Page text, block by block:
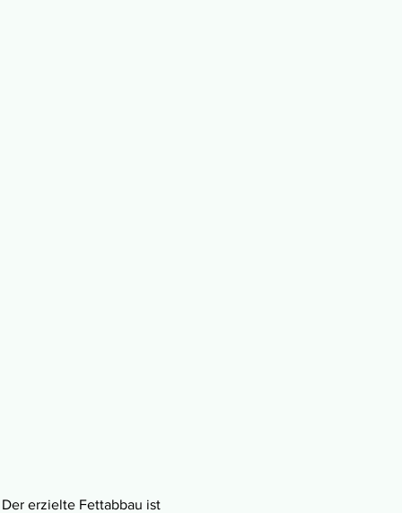
erzielte Fettabbau ist